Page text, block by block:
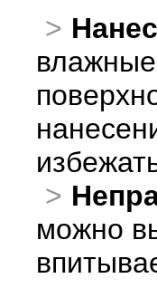
можно